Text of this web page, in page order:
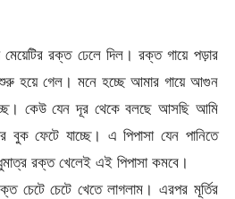
রক্ত ঢেলে দিল। রক্ত গায়ে পড়ার
শুরু হয়ে গেল। মনে হচ্ছে আমার গায়ে আগুন
কেউ যেন দূর থেকে বলছে আসছি আমি
বুক ফেটে যাচ্ছে। এ পিপাসা যেন পানিতে
রক্ত খেলেই এই পিপাসা কমবে।
চেটে চেটে খেতে লাগলাম। এরপর মূর্তির